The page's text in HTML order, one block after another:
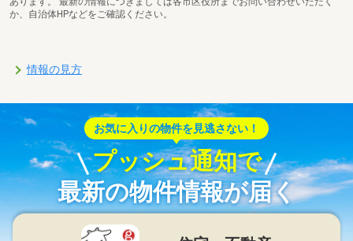
か、自治体HPなどをご確認ください。
情報の見方
お気に入りの物件を見逃さない！
プッシュ通知で
最新の物件情報が届く